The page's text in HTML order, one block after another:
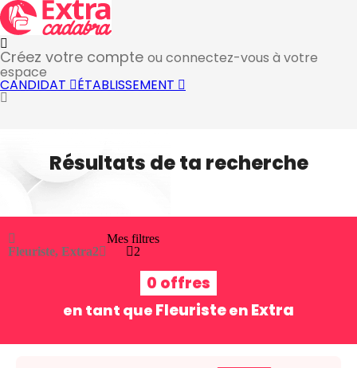
Créez votre compte ou connectez-vous à votre
espace
CANDIDAT ÉTABLISSEMENT
Résultats de ta recherche
Fleuriste, Extra2
Mes filtres
2
0 offres
en tant que Fleuristeen Extra